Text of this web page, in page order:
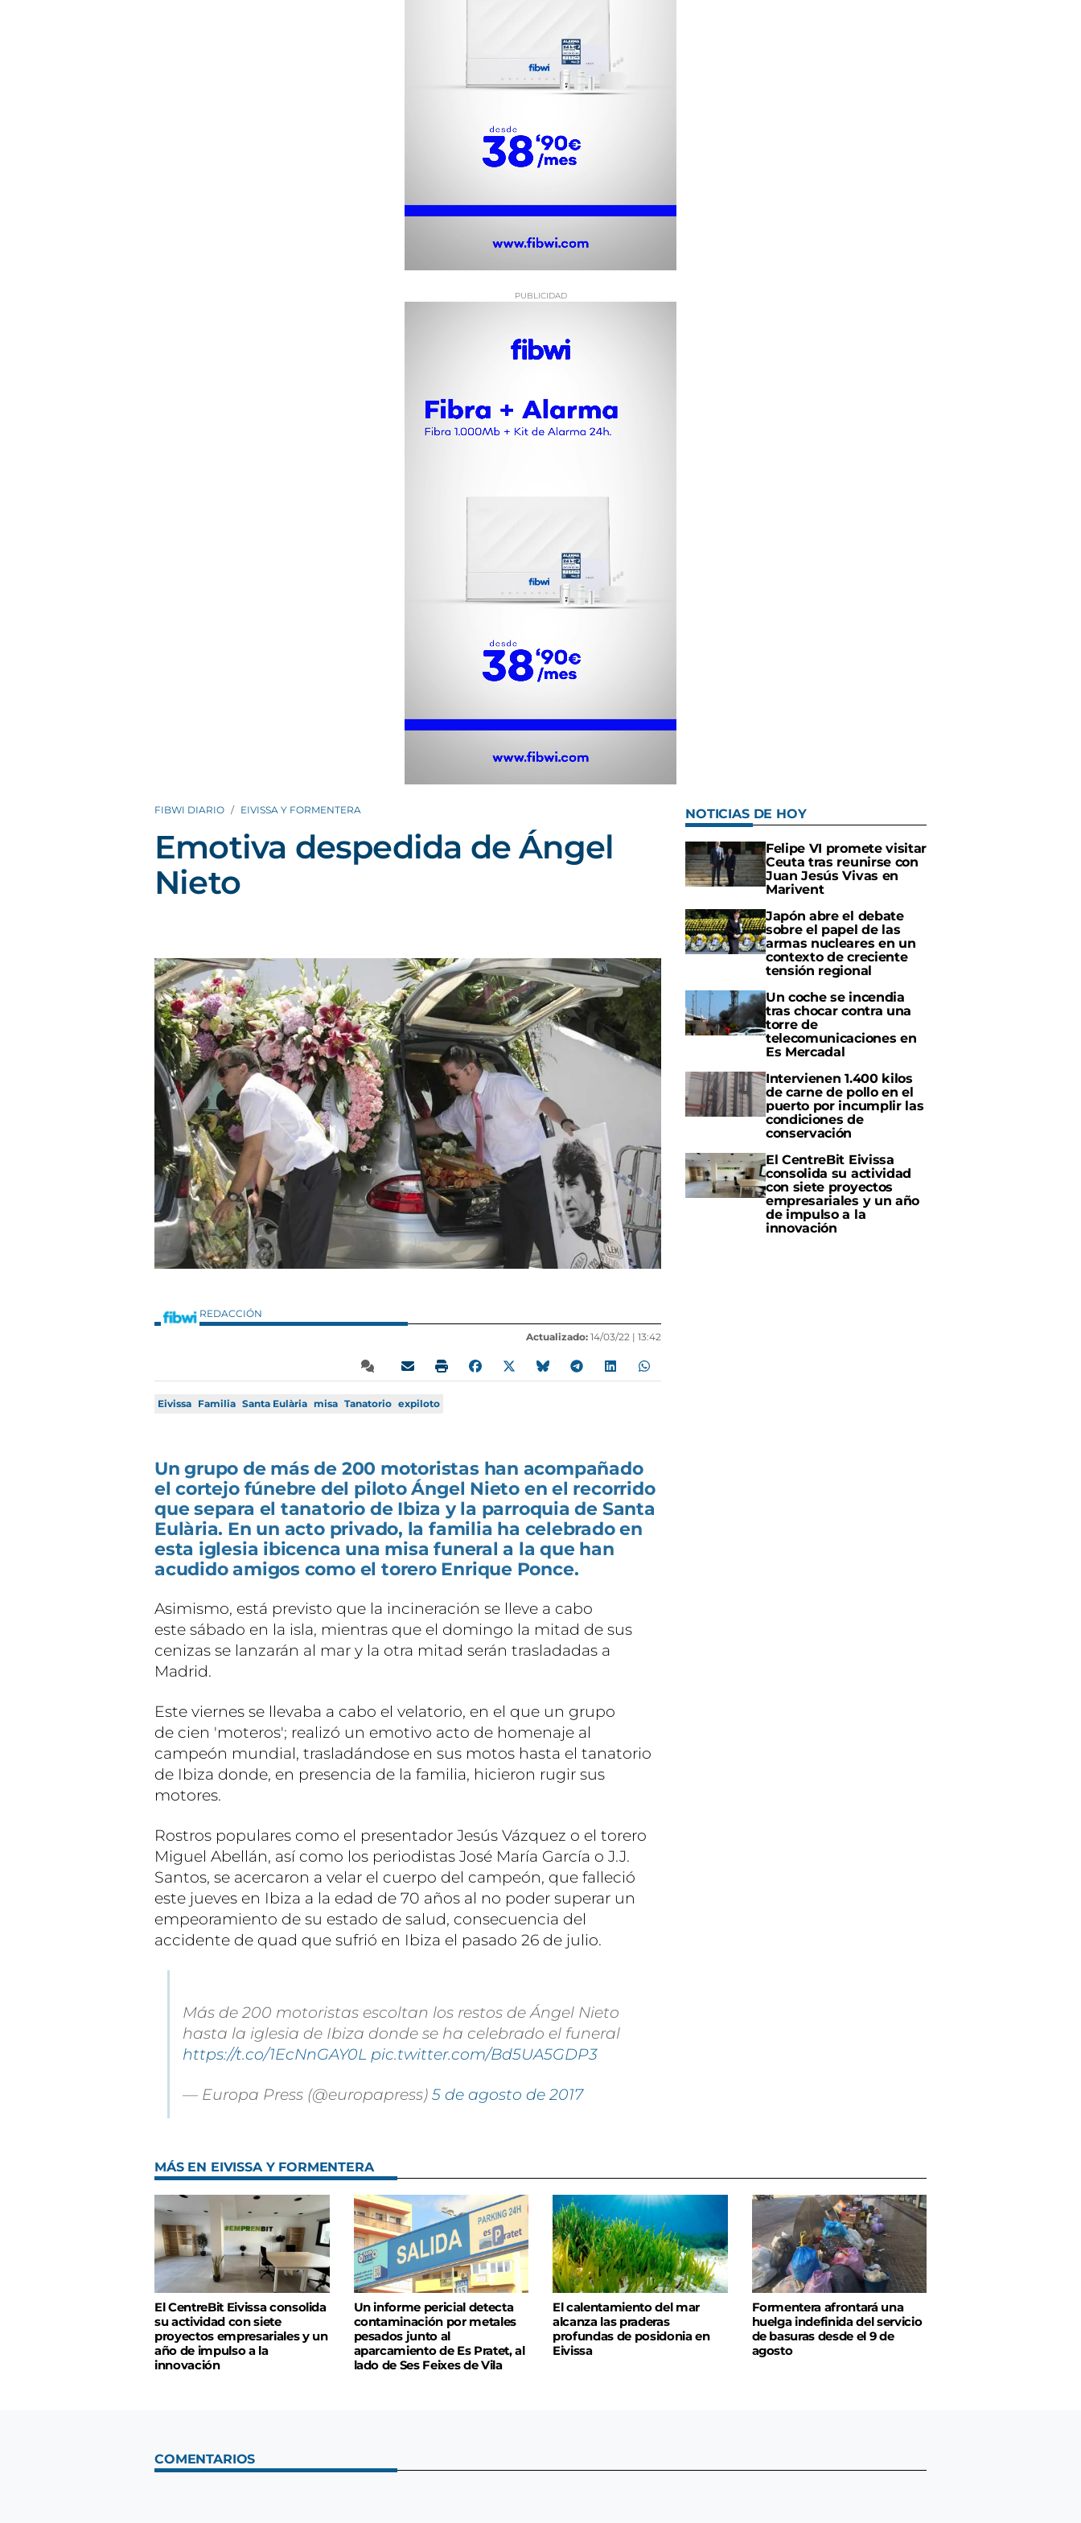
FIBWI DIARIO EIVISSA Y FORMENTERA
Emotiva despedida de Ángel
Nieto
REDACCIÓN
Actualizado: 14/03/22 | 13:42
Eivissa Familia Santa Eulària misa Tanatorio expiloto
Un grupo de más de 200 motoristas han acompañado
el cortejo fúnebre del piloto Ángel Nieto en el recorrido
que separa el tanatorio de Ibiza y la parroquia de Santa
Eulària. En un acto privado, la familia ha celebrado en
esta iglesia ibicenca una misa funeral a la que han
acudido amigos como el torero Enrique Ponce.
Asimismo, está previsto que la incineración se lleve a cabo
este sábado en la isla, mientras que el domingo la mitad de sus
cenizas se lanzarán al mar y la otra mitad serán trasladadas a
Madrid.
Este viernes se llevaba a cabo el velatorio, en el que un grupo
de cien 'moteros'; realizó un emotivo acto de homenaje al
campeón mundial, trasladándose en sus motos hasta el tanatorio
de Ibiza donde, en presencia de la familia, hicieron rugir sus
motores.
Rostros populares como el presentador Jesús Vázquez o el torero
Miguel Abellán, así como los periodistas José María García o J.J.
Santos, se acercaron a velar el cuerpo del campeón, que falleció
este jueves en Ibiza a la edad de 70 años al no poder superar un
empeoramiento de su estado de salud, consecuencia del
accidente de quad que sufrió en Ibiza el pasado 26 de julio.
Más de 200 motoristas escoltan los restos de Ángel Nieto
hasta la iglesia de Ibiza donde se ha celebrado el funeral
https://t.co/1EcNnGAY0L pic.twitter.com/Bd5UA5GDP3
— Europa Press (@europapress) 5 de agosto de 2017
NOTICIAS DE HOY
Felipe VI promete visitar
Ceuta tras reunirse con
Juan Jesús Vivas en
Marivent
Japón abre el debate
sobre el papel de las
armas nucleares en un
contexto de creciente
tensión regional
Un coche se incendia
tras chocar contra una
torre de
telecomunicaciones en
Es Mercadal
Intervienen 1.400 kilos
de carne de pollo en el
puerto por incumplir las
condiciones de
conservación
El CentreBit Eivissa
consolida su actividad
con siete proyectos
empresariales y un año
de impulso a la
innovación
MÁS EN EIVISSA Y FORMENTERA
El CentreBit Eivissa consolida
su actividad con siete
proyectos empresariales y un
año de impulso a la
innovación
Un informe pericial detecta
contaminación por metales
pesados junto al
aparcamiento de Es Pratet, al
lado de Ses Feixes de Vila
El calentamiento del mar
alcanza las praderas
profundas de posidonia en
Eivissa
Formentera afrontará una
huelga indefinida del servicio
de basuras desde el 9 de
agosto
COMENTARIOS